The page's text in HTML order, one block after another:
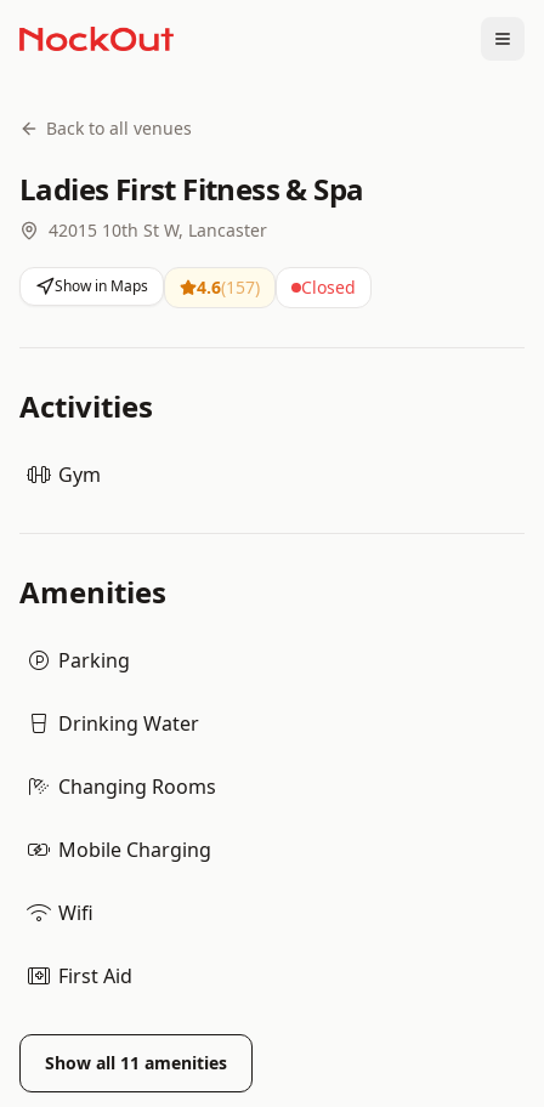
Back to all venues
Ladies First Fitness & Spa
42015 10th St W, Lancaster
Show in Maps 4.6(157) Closed
Activities
Gym
Amenities
Parking
Drinking Water
Changing Rooms
Mobile Charging
Wifi
First Aid
Show all 11 amenities